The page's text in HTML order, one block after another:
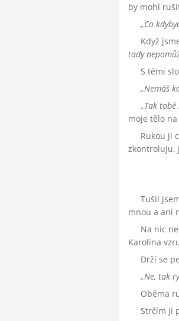
by mohl
Co
Když
tady
S těmi
Nemáš
Tak
moje tělo
Rukou ji
zkontroluju,
Tušil
mnou a ani
Na nic
Karolína
Drží se
Ne, tak
Oběma
Strčím jí